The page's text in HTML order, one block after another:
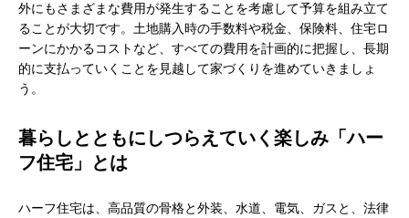
外にもさまざまな費用が発生することを考慮して予算を組み立て
ることが大切です。土地購入時の手数料や税金、保険料、住宅ロ
ーンにかかるコストなど、すべての費用を計画的に把握し、長期
的に支払っていくことを見越して家づくりを進めていきましょ
う。
暮らしとともにしつらえていく楽しみ「ハー
フ住宅」とは
ハーフ住宅は、高品質の骨格と外装、水道、電気、ガスと、法律